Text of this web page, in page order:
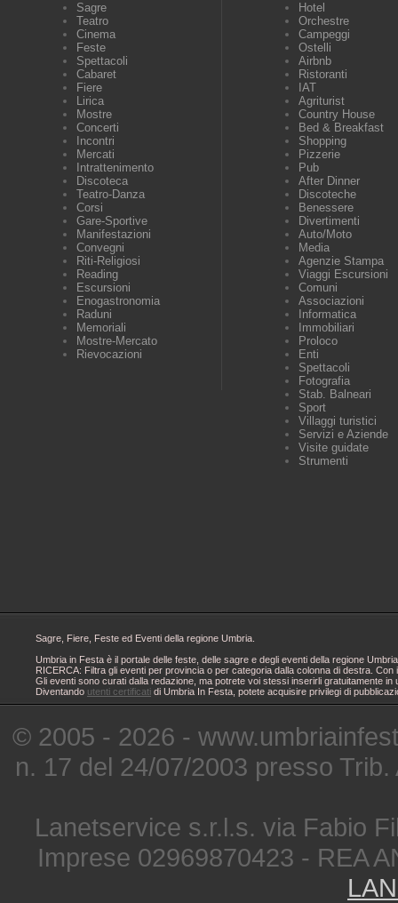
Sagre
Teatro
Cinema
Feste
Spettacoli
Cabaret
Fiere
Lirica
Mostre
Concerti
Incontri
Mercati
Intrattenimento
Discoteca
Teatro-Danza
Corsi
Gare-Sportive
Manifestazioni
Convegni
Riti-Religiosi
Reading
Escursioni
Enogastronomia
Raduni
Memoriali
Mostre-Mercato
Rievocazioni
Hotel
Orchestre
Campeggi
Ostelli
Airbnb
Ristoranti
IAT
Agriturist
Country House
Bed & Breakfast
Shopping
Pizzerie
Pub
After Dinner
Discoteche
Benessere
Divertimenti
Auto/Moto
Media
Agenzie Stampa
Viaggi Escursioni
Comuni
Associazioni
Informatica
Immobiliari
Proloco
Enti
Spettacoli
Fotografia
Stab. Balneari
Sport
Villaggi turistici
Servizi e Aziende
Visite guidate
Strumenti
Sagre, Fiere, Feste ed Eventi della regione Umbria.
Umbria in Festa è il portale delle feste, delle sagre e degli eventi della regione
RICERCA: Filtra gli eventi per provincia o per categoria dalla colonna di destra.
Gli eventi sono curati dalla redazione, ma potrete voi stessi inserirli gratuitamente
Diventando utenti certificati di Umbria In Festa, potete acquisire privilegi di
© 2005 - 2026 -
n. 17 del 24/07/2003 presso
Lanetservice s.r.l.s. via Fabio
Imprese 02969870423 - REA